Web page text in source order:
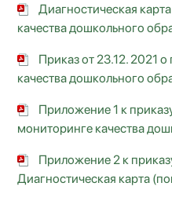
Диагностическая
качества дошкольного
Приказ от 23.12. 2021
качества дошкольного
Приложение 1 к
мониторинге качества
Приложение 2 к
Диагностическая карта